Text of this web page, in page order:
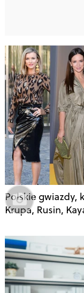
Polskie gwiazdy,
Krupa, Rusin,